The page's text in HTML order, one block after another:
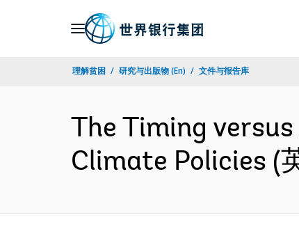
理解贫困 研究与出版物 (En) 文件与报告库
The Timing
Climate Policies (